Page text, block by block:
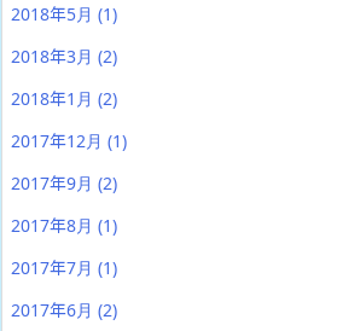
2018年5月 (1)
2018年3月 (2)
2018年1月 (2)
2017年12月 (1)
2017年9月 (2)
2017年8月 (1)
2017年7月 (1)
2017年6月 (2)